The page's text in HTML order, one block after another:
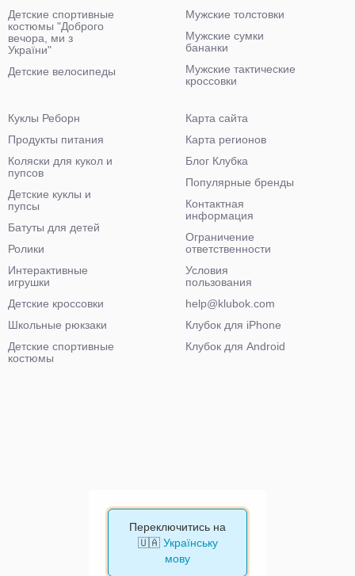
Детские спортивные
костюмы "Доброго
вечора, ми з
України"
Детские велосипеды
Мужские толстовки
Мужские сумки
бананки
Мужские тактические
кроссовки
Куклы Реборн
Продукты питания
Коляски для кукол и
пупсов
Детские куклы и
пупсы
Батуты для детей
Ролики
Интерактивные
игрушки
Детские кроссовки
Школьные рюкзаки
Детские спортивные
костюмы
Карта сайта
Карта регионов
Блог Клубка
Популярные бренды
Контактная
информация
Ограничение
ответственности
Условия
пользования
help@klubok.com
Клубок для iPhone
Клубок для Android
Переключитись на
🇺🇦 Українську
мову